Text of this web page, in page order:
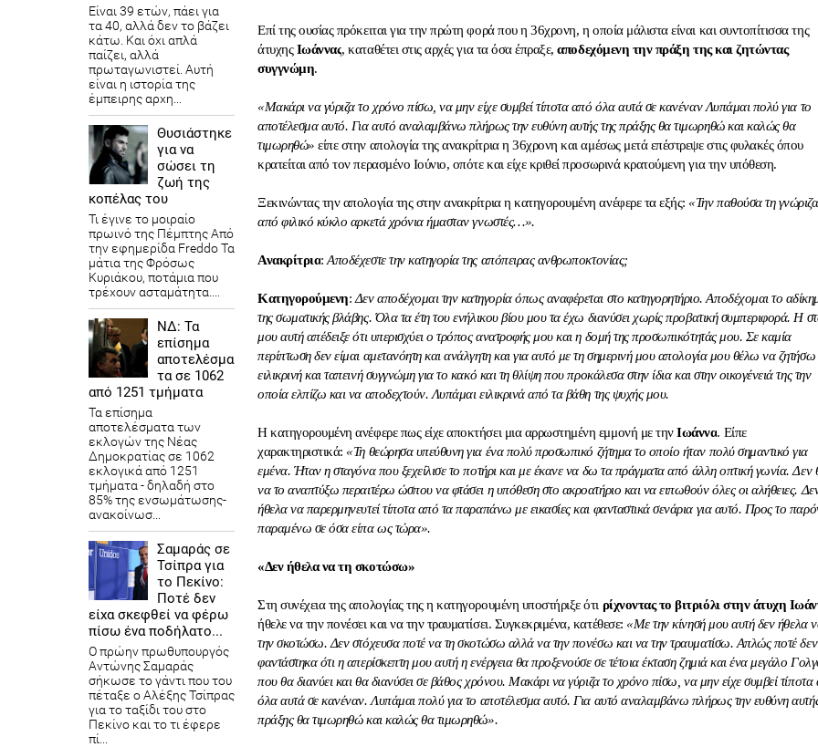
Επί της ουσίας πρόκειται για την πρώτη φορά που η 36χρονη, η οποία μάλιστα είναι και συντοπίτισσα της
άτυχηςΙωάννας, καταθέτει στις αρχές για τα όσα έπραξε,αποδεχόμενη την πράξη της και ζητώντας
συγγνώμη.
«Μακάρι να γύριζα το χρόνο πίσω, να μην είχε συμβεί τίποτα από όλα αυτά σε κανέναν Λυπάμαι πολύ για το
αποτέλεσμα αυτό. Για αυτό αναλαμβάνω πλήρως την ευθύνη αυτής της πράξης θα τιμωρηθώ και καλώς θα
τιμωρηθώ» είπε στην απολογία της ανακρίτρια η 36χρονη και αμέσως μετά επέστρεψε στις φυλακές όπου
κρατείται από τον περασμένο Ιούνιο, οπότε και είχε κριθεί προσωρινά κρατούμενη για την υπόθεση.
Ξεκινώντας την απολογία της στην ανακρίτρια η κατηγορουμένη ανέφερε τα εξής:«Την παθούσα τη γνώριζα
από φιλικό κύκλο αρκετά χρόνια ήμασταν γνωστές…».
Ανακρίτρια:Aποδέχεστε την κατηγορία της απόπειρας ανθρωποκτονίας;
Κατηγορούμενη: Δεν αποδέχομαι την κατηγορία όπως αναφέρεται στο κατηγορητήριο. Αποδέχομαι το
της σωματικής βλάβης. Όλα τα έτη του ενήλικου βίου μου τα έχω διανύσει χωρίς προβατική συμπεριφορά. Η
μου αυτή απέδειξε ότι υπερισχύει ο τρόπος ανατροφής μου και η δομή της προσωπικότητάς μου. Σε καμία
περίπτωση δεν είμαι αμετανόητη και ανάλγητη και για αυτό με τη σημερινή μου απολογία μου θέλω να ζητήσω
ειλικρινή και ταπεινή συγγνώμη για το κακό και τη θλίψη που προκάλεσα στην ίδια και στην οικογένειά της την
οποία ελπίζω και να αποδεχτούν. Λυπάμαι ειλικρινά από τα βάθη της ψυχής μου.
Η κατηγορουμένη ανέφερε πως είχε αποκτήσει μια αρρωστημένη εμμονή με τηνΙωάννα. Είπε
χαρακτηριστικά:«Τη θεώρησα υπεύθυνη για ένα πολύ προσωπικό ζήτημα το οποίο ήταν πολύ σημαντικό για
εμένα. Ήταν η σταγόνα που ξεχείλισε το ποτήρι και με έκανε να δω τα πράγματα από άλλη οπτική γωνία. Δεν
να το αναπτύξω περαιτέρω ώσπου να φτάσει η υπόθεση στο ακροατήριο και να ειπωθούν όλες οι αλήθειες.
ήθελα να παρερμηνευτεί τίποτα από τα παραπάνω με εικασίες και φανταστικά σενάρια για αυτό. Προς το
παραμένω σε όσα είπα ως τώρα».
«Δεν ήθελα να τη σκοτώσω»
Στη συνέχεια της απολογίας της η κατηγορουμένη υποστήριξε ότι ρίχνοντας το βιτριόλι στην άτυχη
ήθελε να την πονέσει και να την τραυματίσει. Συγκεκριμένα, κατέθεσε:«Με την κίνησή μου αυτή δεν ήθελα
την σκοτώσω. Δεν στόχευσα ποτέ να τη σκοτώσω αλλά να την πονέσω και να την τραυματίσω. Απλώς ποτέ δεν
φαντάστηκα ότι η απερίσκεπτη μου αυτή η ενέργεια θα προξενούσε σε τέτοια έκταση ζημιά και ένα μεγάλο
που θα διανύει και θα διανύσει σε βάθος χρόνου. Μακάρι να γύριζα το χρόνο πίσω, να μην είχε συμβεί
όλα αυτά σε κανέναν. Λυπάμαι πολύ για το αποτέλεσμα αυτό. Για αυτό αναλαμβάνω πλήρως την ευθύνη
πράξης θα τιμωρηθώ και καλώς θα τιμωρηθώ».
Είναι 39 ετών, πάει για
τα 40, αλλά δεν το βάζει
κάτω. Και όχι απλά
παίζει, αλλά
πρωταγωνιστεί. Αυτή
είναι η ιστορία της
έμπειρης αρχη...
Θυσιάστηκε
για να
σώσει τη
ζωή της
κοπέλας του
Τι έγινε το μοιραίο
πρωινό της Πέμπτης Από
την εφημερίδα Freddo Τα
μάτια της Φρόσως
Κυριάκου, ποτάμια που
τρέχουν ασταμάτητα....
ΝΔ: Τα
επίσημα
αποτελέσμα
τα σε 1062
από 1251 τμήματα
Τα επίσημα
αποτελέσματα των
εκλογών της Νέας
Δημοκρατίας​ σε 1062
εκλογικά από 1251
τμήματα - δηλαδή στο
85% της ενσωμάτωσης-
ανακοίνωσ...
Σαμαράς σε
Τσίπρα για
το Πεκίνο:
Ποτέ δεν
είχα σκεφθεί να φέρω
πίσω ένα ποδήλατο...
Ο πρώην πρωθυπουργός
Αντώνης Σαμαράς
σήκωσε το γάντι που του
πέταξε ο Αλέξης Τσίπρας
για το ταξίδι του στο
Πεκίνο και το τι έφερε
πί...